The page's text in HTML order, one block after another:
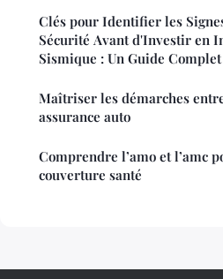
Clés pour Identifier les
Sécurité Avant d'Investir en
Sismique : Un Guide Complet
Maîtriser les démarches
assurance auto
Comprendre l’amo et l’amc
couverture santé